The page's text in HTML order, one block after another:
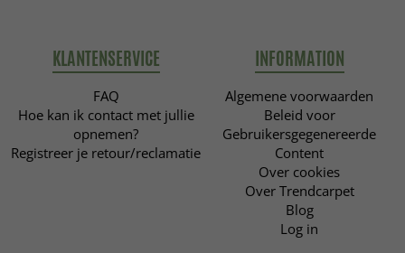
KLANTENSERVICE
FAQ
Hoe kan ik contact met jullie
opnemen?
Registreer je retour/reclamatie
INFORMATION
Algemene voorwaarden
Beleid voor
Gebruikersgegenereerde
Content
Over cookies
Over Trendcarpet
Blog
Log in